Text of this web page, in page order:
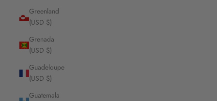
Greenland
(USD $)
Grenada
(USD $)
Guadeloupe
(USD $)
Guatemala